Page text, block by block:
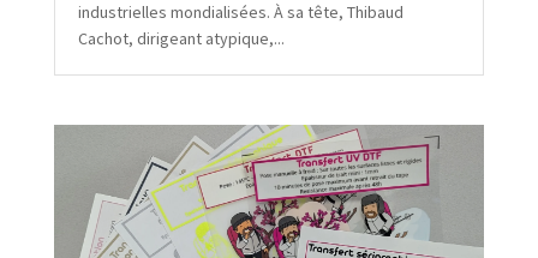
industrielles mondialisées. À sa tête, Thibaud
Cachot, dirigeant atypique,...